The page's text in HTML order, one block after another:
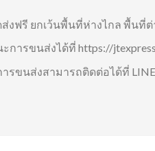
งฟรี ยกเว้นพื้นที่ห่างไกล พื้น
การขนส่งได้ที่ https://
นส่งสามารถติดต่อได้ที่